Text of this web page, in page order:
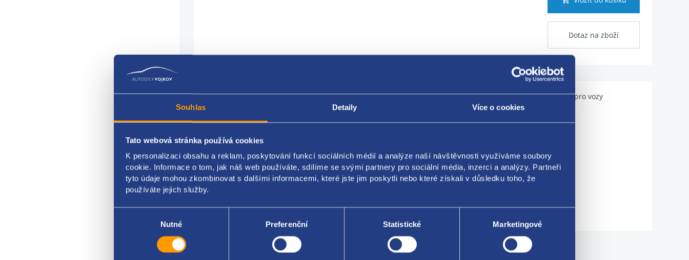
Souhlas Detaily Více o cookies
Tato webová stránka používá cookies
K personalizaci obsahu a reklam, poskytování funkcí sociálních médií a analýze naší návštěvnosti využíváme soubory
cookie. Informace o tom, jak náš web používáte, sdílíme se svými partnery pro sociální média, inzerci a analýzy. Partneři
tyto údaje mohou zkombinovat s dalšími informacemi, které jste jim poskytli nebo které získali v důsledku toho, že
používáte jejich služby.
Nutné Preferenční Statistické Marketingové
Dotaz na zboží
Popis produktu Kódy produktu Použitelné pro vozy
rordělovač paliva
FIAT original
55215519